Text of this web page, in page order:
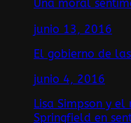
Una moral
junio 13, 2016
El gobierno de
junio 4, 2016
Lisa Simpson y
Springfield en